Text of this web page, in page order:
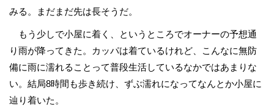
みる。まだまだ先は長そうだ。
もう少しで小屋に着く、というところでオーナーの予想通
り雨が降ってきた。カッパは着ているけれど、こんなに無防
備に雨に濡れることって普段生活しているなかではあまりな
い。結局8時間も歩き続け、ずぶ濡れになってなんとか小屋に
辿り着いた。